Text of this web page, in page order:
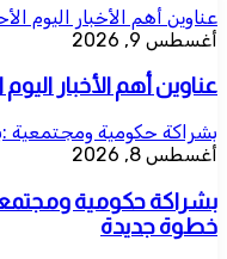
عناوين أهم الأخبار اليوم الأحد ٩ اغسطس
أغسطس 9, 2026
عناوين أهم الأخبار اليوم الأحد ٩
بشراكة حكومية ومجتمعية
أغسطس 8, 2026
بشراكة حكومية
خطوة جديدة